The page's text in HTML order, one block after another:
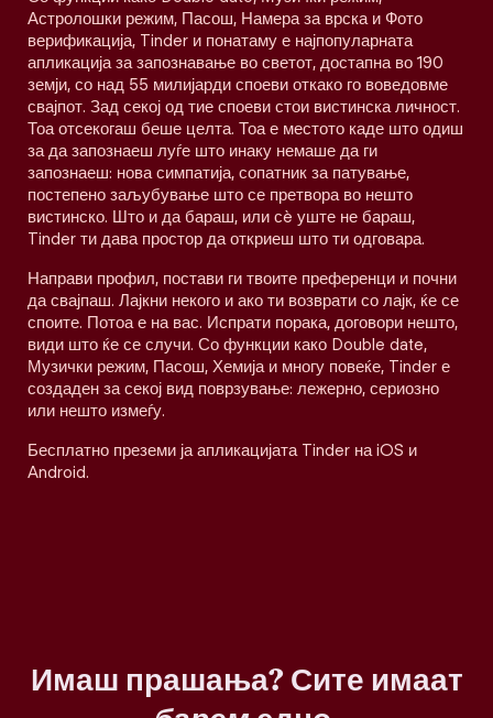
Астролошки режим, Пасош, Намера за врска и Фото
верификација, Tinder и понатаму е најпопуларната
апликација за запознавање во светот, достапна во 190
земји, со над 55 милијарди споеви откако го воведовме
свајпот. Зад секој од тие споеви стои вистинска личност.
Тоа отсекогаш беше целта. Тоа е местото каде што одиш
за да запознаеш луѓе што инаку немаше да ги
запознаеш: нова симпатија, сопатник за патување,
постепено заљубување што се претвора во нешто
вистинско. Што и да бараш, или сè уште не бараш,
Tinder ти дава простор да откриеш што ти одговара.
Направи профил, постави ги твоите преференци и почни
да свајпаш. Лајкни некого и ако ти возврати со лајк, ќе се
споите. Потоа е на вас. Испрати порака, договори нешто,
види што ќе се случи. Со функции како Double date,
Музички режим, Пасош, Хемија и многу повеќе, Tinder е
создаден за секој вид поврзување: лежерно, сериозно
или нешто измеѓу.
Бесплатно преземи ја апликацијата Tinder на iOS и
Android.
Имаш прашања? Сите имаат